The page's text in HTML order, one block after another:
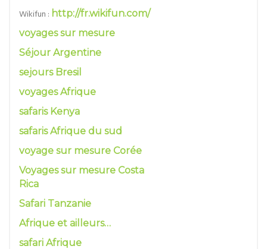
Wikifun : http://fr.wikifun.com/
voyages sur mesure
Séjour Argentine
sejours Bresil
voyages Afrique
safaris Kenya
safaris Afrique du sud
voyage sur mesure Corée
Voyages sur mesure Costa
Rica
Safari Tanzanie
Afrique et ailleurs…
safari Afrique